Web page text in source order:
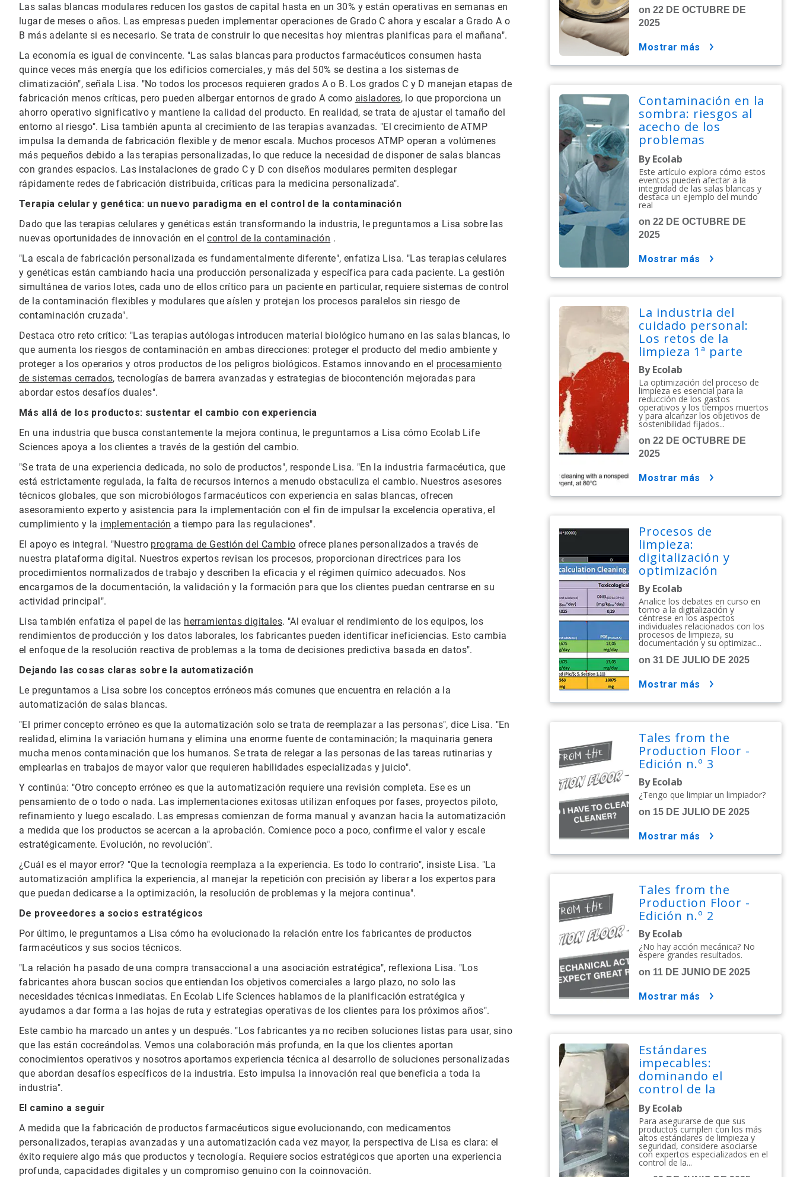
Las salas blancas modulares reducen los gastos de capital hasta en un 30% y están operativas en semanas en
lugar de meses o años. Las empresas pueden implementar operaciones de Grado C ahora y escalar a Grado A o
B más adelante si es necesario. Se trata de construir lo que necesitas hoy mientras planificas para el mañana".
La economía es igual de convincente. "Las salas blancas para productos farmacéuticos consumen hasta
quince veces más energía que los edificios comerciales, y más del 50% se destina a los sistemas de
climatización", señala Lisa. "No todos los procesos requieren grados A o B. Los grados C y D manejan etapas de
fabricación menos críticas, pero pueden albergar entornos de grado A como aisladores, lo que proporciona un
ahorro operativo significativo y mantiene la calidad del producto. En realidad, se trata de ajustar el tamaño del
entorno al riesgo". Lisa también apunta al crecimiento de las terapias avanzadas. "El crecimiento de ATMP
impulsa la demanda de fabricación flexible y de menor escala. Muchos procesos ATMP operan a volúmenes
más pequeños debido a las terapias personalizadas, lo que reduce la necesidad de disponer de salas blancas
con grandes espacios. Las instalaciones de grado C y D con diseños modulares permiten desplegar
rápidamente redes de fabricación distribuida, críticas para la medicina personalizada".
Terapia celular y genética: un nuevo paradigma en el control de la contaminación
Dado que las terapias celulares y genéticas están transformando la industria, le preguntamos a Lisa sobre las
nuevas oportunidades de innovación en elcontrol de la contaminación .
"La escala de fabricación personalizada es fundamentalmente diferente", enfatiza Lisa. "Las terapias celulares
y genéticas están cambiando hacia una producción personalizada y específica para cada paciente. La gestión
simultánea de varios lotes, cada uno de ellos crítico para un paciente en particular, requiere sistemas de control
de la contaminación flexibles y modulares que aíslen y protejan los procesos paralelos sin riesgo de
contaminación cruzada".
Destaca otro reto crítico: "Las terapias autólogas introducen material biológico humano en las salas blancas, lo
que aumenta los riesgos de contaminación en ambas direcciones: proteger el producto del medio ambiente y
proteger a los operarios y otros productos de los peligros biológicos. Estamos innovando en el procesamiento
de sistemas cerrados, tecnologías de barrera avanzadas y estrategias de biocontención mejoradas para
abordar estos desafíos duales".
Más allá de los productos: sustentar el cambio con experiencia
En una industria que busca constantemente la mejora continua, le preguntamos a Lisa cómo Ecolab Life
Sciences apoya a los clientes a través de la gestión del cambio.
"Se trata de una experiencia dedicada, no solo de productos", responde Lisa. "En la industria farmacéutica, que
está estrictamente regulada, la falta de recursos internos a menudo obstaculiza el cambio. Nuestros asesores
técnicos globales, que son microbiólogos farmacéuticos con experiencia en salas blancas, ofrecen
asesoramiento experto y asistencia para la implementación con el fin de impulsar la excelencia operativa, el
cumplimiento y la implementación a tiempo para las regulaciones".
El apoyo es integral. "Nuestro programa de Gestión del Cambio ofrece planes personalizados a través de
nuestra plataforma digital. Nuestros expertos revisan los procesos, proporcionan directrices para los
procedimientos normalizados de trabajo y describen la eficacia y el régimen químico adecuados. Nos
encargamos de la documentación, la validación y la formación para que los clientes puedan centrarse en su
actividad principal".
Lisa también enfatiza el papel de las herramientas digitales. "Al evaluar el rendimiento de los equipos, los
rendimientos de producción y los datos laborales, los fabricantes pueden identificar ineficiencias. Esto cambia
el enfoque de la resolución reactiva de problemas a la toma de decisiones predictiva basada en datos".
Dejando las cosas claras sobre la automatización
Le preguntamos a Lisa sobre los conceptos erróneos más comunes que encuentra en relación a la
automatización de salas blancas.
"El primer concepto erróneo es que la automatización solo se trata de reemplazar a las personas", dice Lisa. "En
realidad, elimina la variación humana y elimina una enorme fuente de contaminación; la maquinaria genera
mucha menos contaminación que los humanos. Se trata de relegar a las personas de las tareas rutinarias y
emplearlas en trabajos de mayor valor que requieren habilidades especializadas y juicio".
Y continúa: "Otro concepto erróneo es que la automatización requiere una revisión completa. Ese es un
pensamiento de o todo o nada. Las implementaciones exitosas utilizan enfoques por fases, proyectos piloto,
refinamiento y luego escalado. Las empresas comienzan de forma manual y avanzan hacia la automatización
a medida que los productos se acercan a la aprobación. Comience poco a poco, confirme el valor y escale
estratégicamente. Evolución, no revolución".
¿Cuál es el mayor error? "Que la tecnología reemplaza a la experiencia. Es todo lo contrario", insiste Lisa. "La
automatización amplifica la experiencia, al manejar la repetición con precisión ay liberar a los expertos para
que puedan dedicarse a la optimización, la resolución de problemas y la mejora continua".
De proveedores a socios estratégicos
Por último, le preguntamos a Lisa cómo ha evolucionado la relación entre los fabricantes de productos
farmacéuticos y sus socios técnicos.
"La relación ha pasado de una compra transaccional a una asociación estratégica", reflexiona Lisa. "Los
fabricantes ahora buscan socios que entiendan los objetivos comerciales a largo plazo, no solo las
necesidades técnicas inmediatas. En Ecolab Life Sciences hablamos de la planificación estratégica y
ayudamos a dar forma a las hojas de ruta y estrategias operativas de los clientes para los próximos años".
Este cambio ha marcado un antes y un después. "Los fabricantes ya no reciben soluciones listas para usar, sino
que las están cocreándolas. Vemos una colaboración más profunda, en la que los clientes aportan
conocimientos operativos y nosotros aportamos experiencia técnica al desarrollo de soluciones personalizadas
que abordan desafíos específicos de la industria. Esto impulsa la innovación real que beneficia a toda la
industria".
El camino a seguir
A medida que la fabricación de productos farmacéuticos sigue evolucionando, con medicamentos
personalizados, terapias avanzadas y una automatización cada vez mayor, la perspectiva de Lisa es clara: el
éxito requiere algo más que productos y tecnología. Requiere socios estratégicos que aporten una experiencia
profunda, capacidades digitales y un compromiso genuino con la coinnovación.
on 22 DE OCTUBRE DE
2025
mostrar más
Contaminación en la
sombra: riesgos al
acecho de los
problemas
medioambientales
By Ecolab
Este artículo explora cómo estos
eventos pueden afectar a la
integridad de las salas blancas y
destaca un ejemplo del mundo
real
on 22 DE OCTUBRE DE
2025
mostrar más
La industria del
cuidado personal:
Los retos de la
limpieza 1ª parte
By Ecolab
La optimización del proceso de
limpieza es esencial para la
reducción de los gastos
operativos y los tiempos muertos
y para alcanzar los objetivos de
sostenibilidad fijados...
on 22 DE OCTUBRE DE
2025
mostrar más
Procesos de
limpieza:
digitalización y
optimización
By Ecolab
Analice los debates en curso en
torno a la digitalización y
céntrese en los aspectos
individuales relacionados con los
procesos de limpieza, su
documentación y su optimizac...
on 31 DE JULIO DE 2025
mostrar más
Tales from the
Production Floor -
Edición n.º 3
By Ecolab
¿Tengo que limpiar un limpiador?
on 15 DE JULIO DE 2025
mostrar más
Tales from the
Production Floor -
Edición n.º 2
By Ecolab
¿No hay acción mecánica? No
espere grandes resultados.
on 11 DE JUNIO DE 2025
mostrar más
Estándares
impecables:
dominando el
control de la
contaminación en
cosméticos y
productos de
cuidado personal
By Ecolab
Para asegurarse de que sus
productos cumplen con los más
altos estándares de limpieza y
seguridad, considere asociarse
con expertos especializados en el
control de la...